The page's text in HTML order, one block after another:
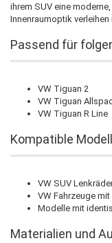
ihrem SUV eine
Innenraumoptik verleihen
Passend für
VW Tiguan 2
VW Tiguan
VW Tiguan R Line
Kompatible
VW SUV
VW Fahrzeuge
Modelle mit
Materialien und